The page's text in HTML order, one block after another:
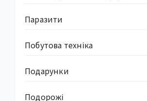
Паразити
Побутова техніка
Подарунки
Подорожі